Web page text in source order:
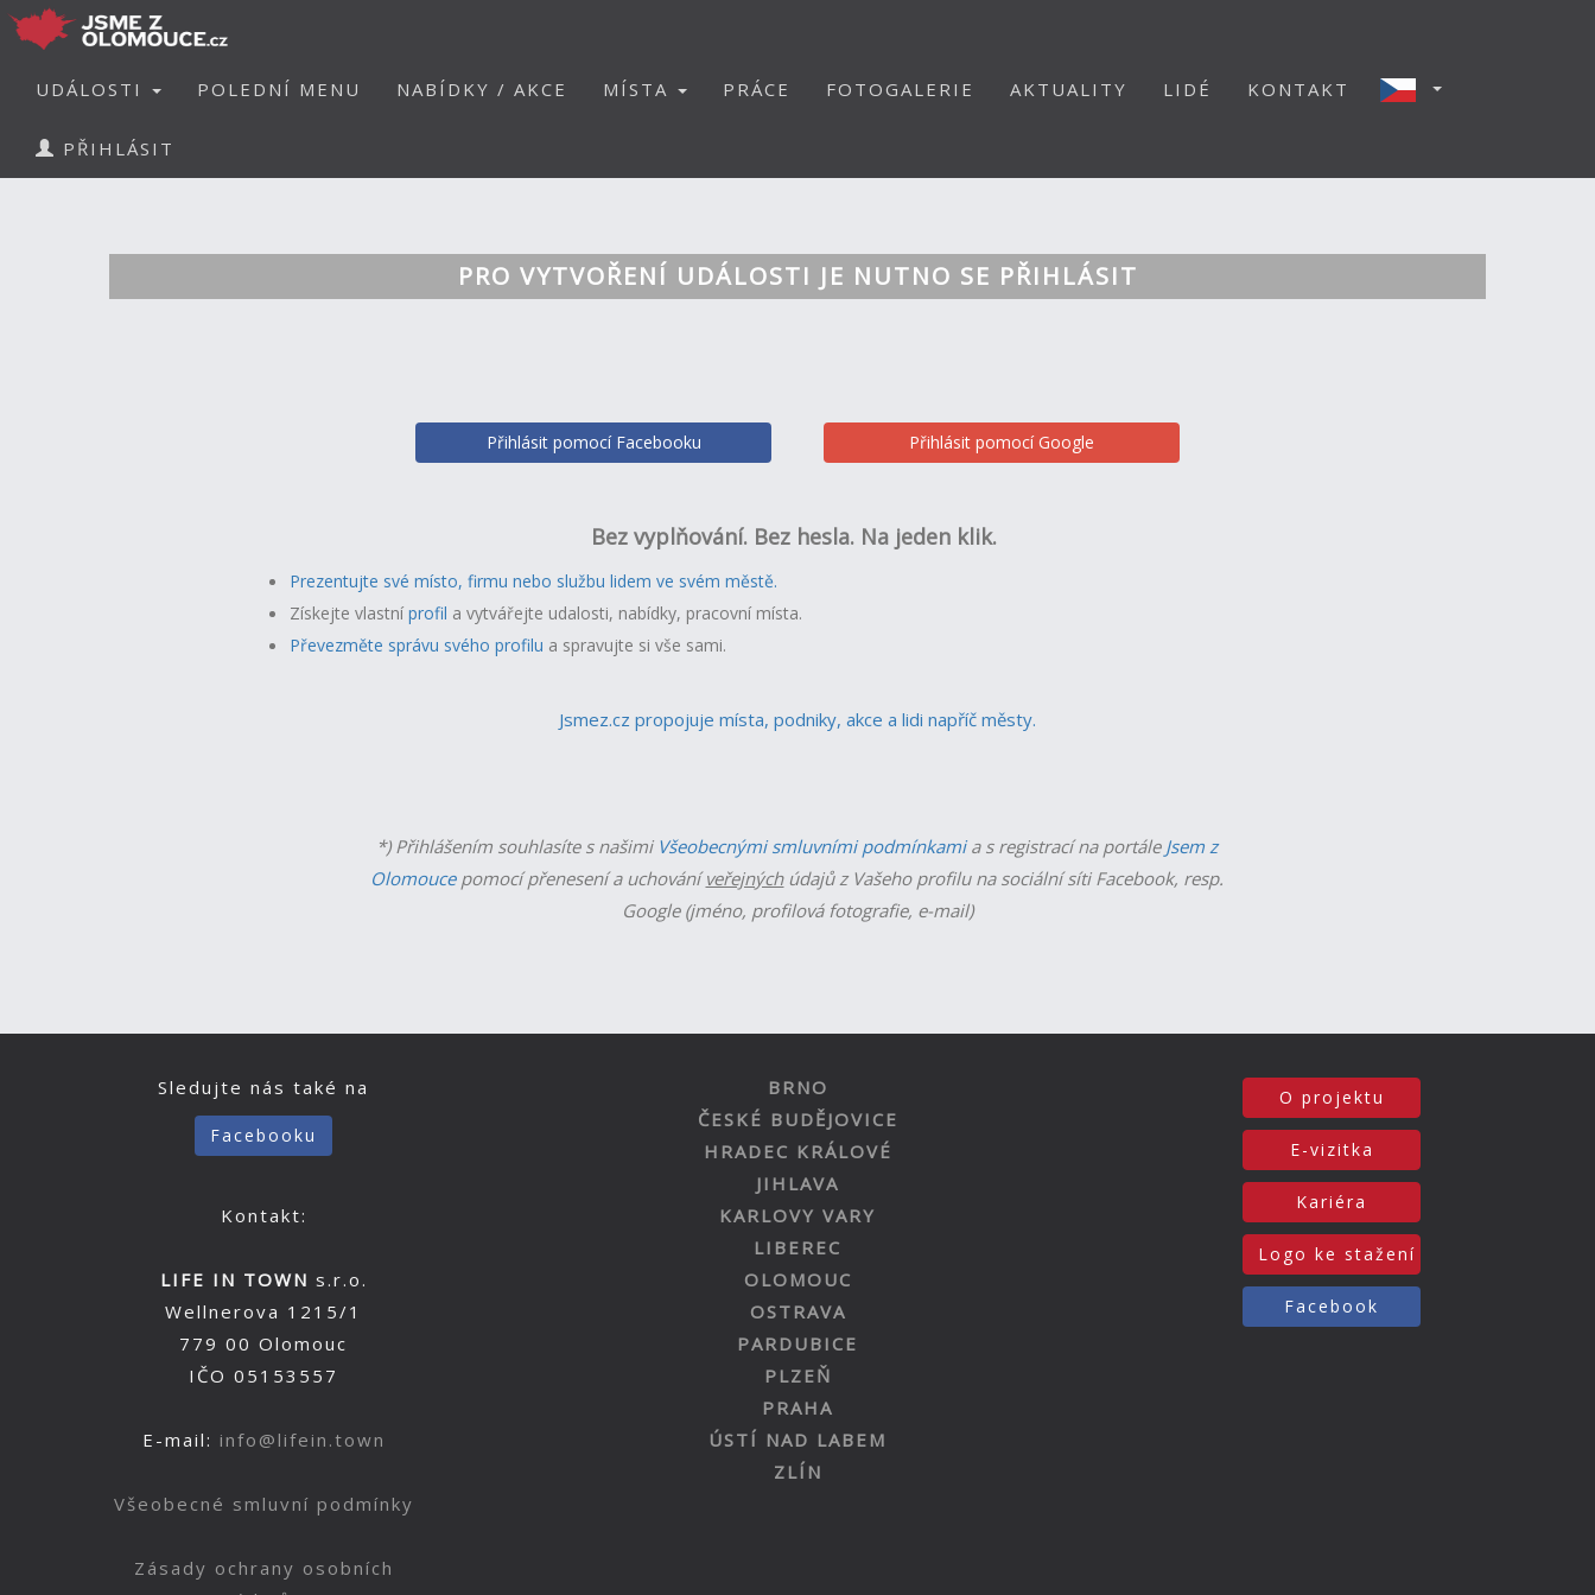
UDÁLOSTI POLEDNÍ MENU NABÍDKY / AKCE MÍSTA PRÁCE FOTOGALERIE AKTUALITY LIDÉ KONTAKT
PŘIHLÁSIT
PRO VYTVOŘENÍ UDÁLOSTI JE NUTNO SE PŘIHLÁSIT
Přihlásit pomocí Facebooku Přihlásit pomocí Google
Bez vyplňování. Bez hesla. Na jeden klik.
Prezentujte své místo, firmu nebo službu lidem ve svém městě.
Získejte vlastní profil a vytvářejte udalosti, nabídky, pracovní místa.
Převezměte správu svého profilu a spravujte si vše sami.
Jsmez.cz propojuje místa, podniky, akce a lidi napříč městy.
*) Přihlášením souhlasíte s našimi Všeobecnými smluvními podmínkamia s registrací na portále Jsem z
Olomoucepomocí přenesení a uchováníveřejnýchúdajů z Vašeho profilu na sociální síti Facebook, resp.
Google (jméno, profilová fotografie, e-mail)
Sledujte nás také na
Facebooku
Kontakt:
LIFE IN TOWN s.r.o.
Wellnerova 1215/1
779 00 Olomouc
IČO 05153557
E-mail: info@lifein.town
Všeobecné smluvní podmínky
Zásady ochrany osobních
BRNO
ČESKÉ BUDĚJOVICE
HRADEC KRÁLOVÉ
JIHLAVA
KARLOVY VARY
LIBEREC
OLOMOUC
OSTRAVA
PARDUBICE
PLZEŇ
PRAHA
ÚSTÍ NAD LABEM
ZLÍN
O projektu
E-vizitka
Kariéra
Logo ke stažení
Facebook